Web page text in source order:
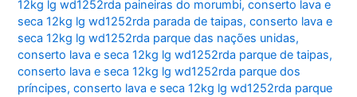
12kg lg wd1252rda paineiras do morumbi,conserto lava e
seca 12kg lg wd1252rda parada de taipas,conserto lava e
seca 12kg lg wd1252rda parque das nações unidas,
conserto lava e seca 12kg lg wd1252rda parque de taipas,
conserto lava e seca 12kg lg wd1252rda parque dos
príncipes,conserto lava e seca 12kg lg wd1252rda parque